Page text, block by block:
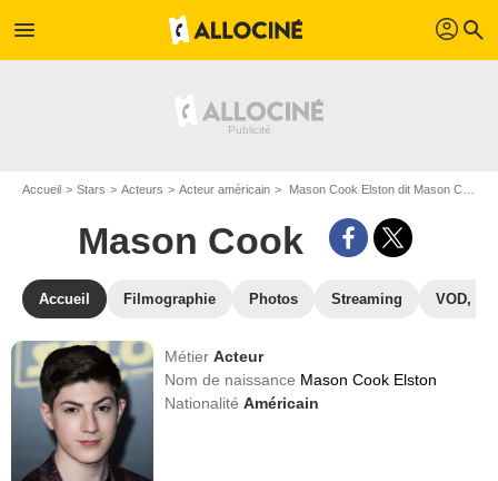
menu profil search
Accueil Stars Acteurs Acteur américain Mason Cook Elston dit Mason Cook
Mason Cook
Accueil Filmographie Photos Streaming VOD,
MétierActeur
Nom de naissance Mason Cook Elston
NationalitéAméricain